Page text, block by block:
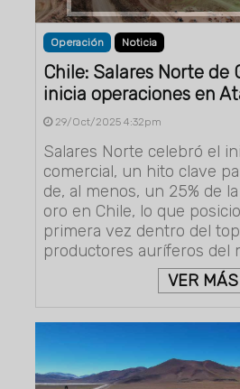
Operación Noticia
Chile: Salares Norte de
inicia operaciones en
29/Oct/2025 4:32pm
Salares Norte celebró el
comercial, un hito clave
de, al menos, un 25% de
oro en Chile, lo que
primera vez dentro del
productores auríferos del
VER MÁS